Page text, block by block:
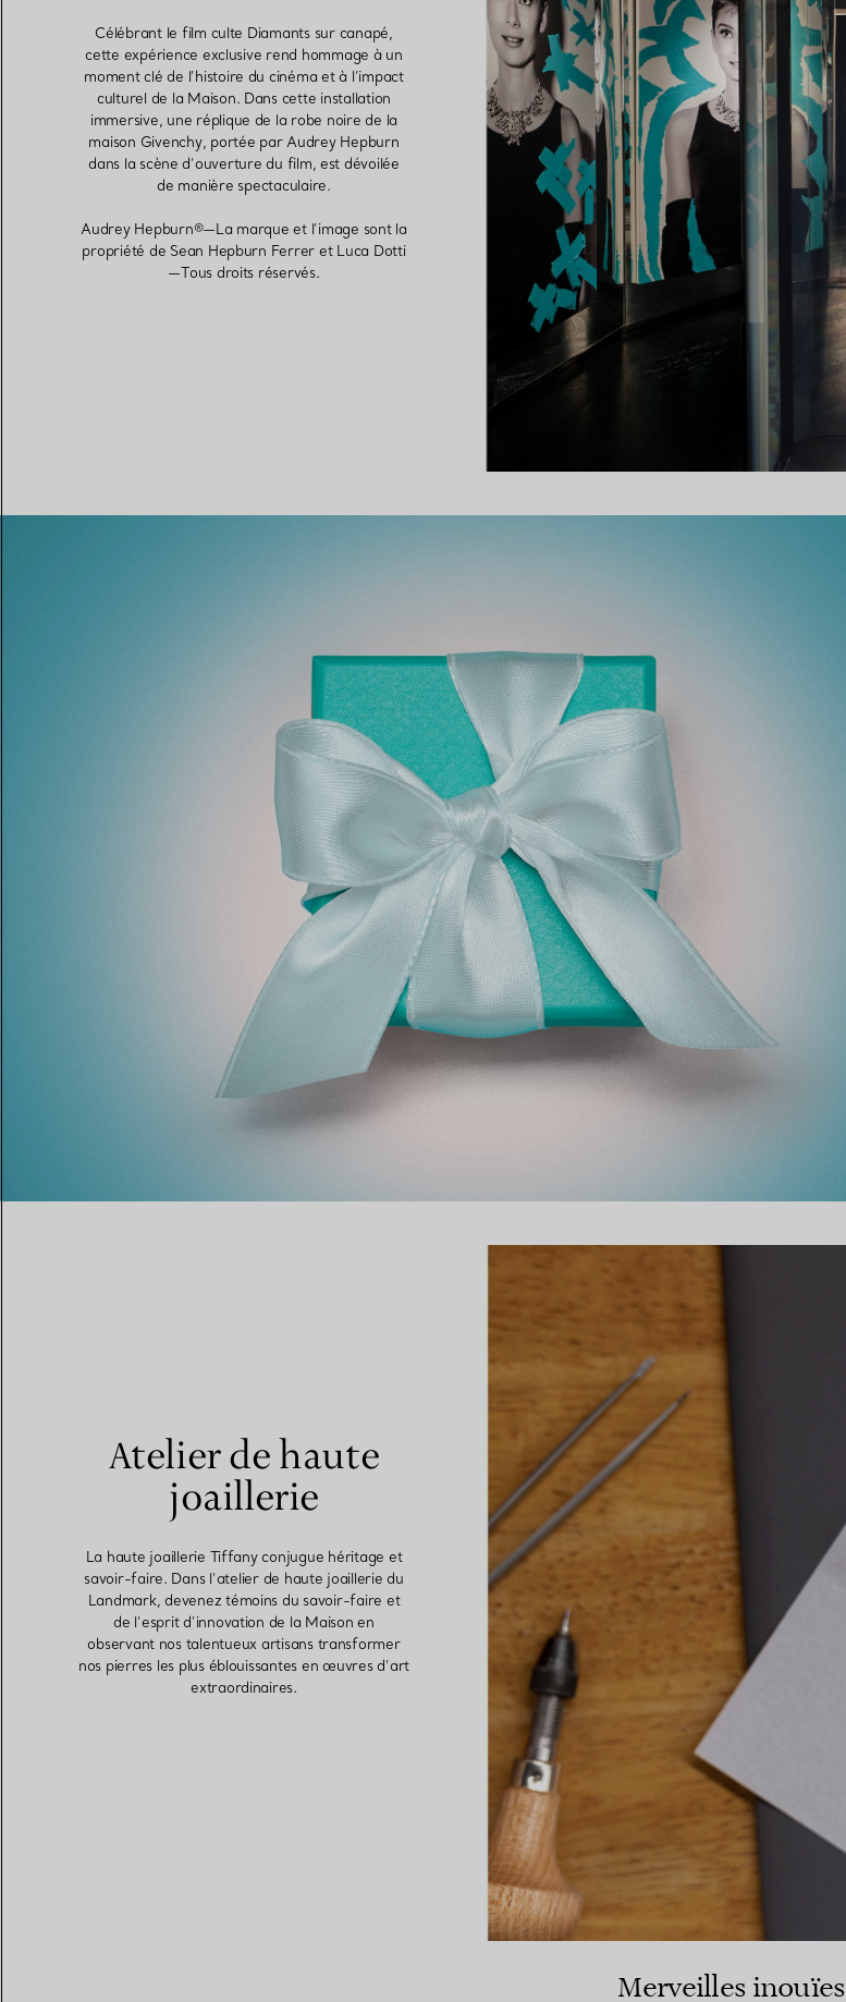
Célébrant le film culte Diamants sur canapé,
cette expérience exclusive rend hommage à un
moment clé de l’histoire du cinéma et à l’impact
culturel de la Maison. Dans cette installation
immersive, une réplique de la robe noire de la
maison Givenchy, portée par Audrey Hepburn
dans la scène d’ouverture du film, est dévoilée
de manière spectaculaire.
Audrey Hepburn®—La marque et l’image sont la
propriété de Sean Hepburn Ferrer et Luca Dotti
—Tous droits réservés.
Atelier de haute
joaillerie
La haute joaillerie Tiffany conjugue héritage et
savoir-faire. Dans l’atelier de haute joaillerie du
Landmark, devenez témoins du savoir-faire et
de l’esprit d’innovation de la Maison en
observant nos talentueux artisans transformer
nos pierres les plus éblouissantes en œuvres d’art
extraordinaires.
Merveilles inouïes